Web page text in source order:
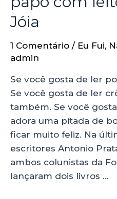
Jóia
1 Comentário / Eu Fui,
admin
Se você gosta de ler
Se você gosta de ler
também. Se você
adora uma pitada de
ficar muito feliz. Na
escritores Antonio
ambos colunistas da
lançaram dois livros …